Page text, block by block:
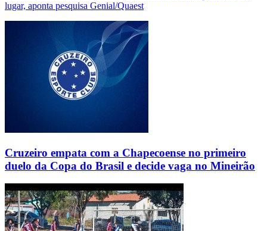
lugar, aponta pesquisa Genial/Quaest
Cruzeiro empata com a Chapecoense no primeiro
duelo da Copa do Brasil e decide vaga no Mineirão